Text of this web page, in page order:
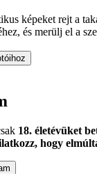
képeket rejt a
és merülj el a
18. életévüket
hogy